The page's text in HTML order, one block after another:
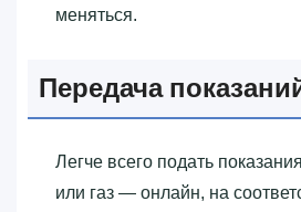
меняться.
Передача
Легче всего подать
или газ — онлайн, на